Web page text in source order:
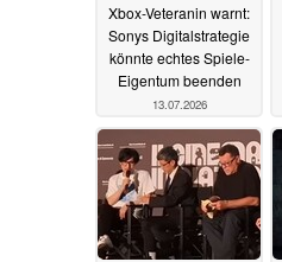
Xbox-Veteranin warnt:
Sonys Digitalstrategie
könnte echtes Spiele-
Eigentum beenden
13.07.2026